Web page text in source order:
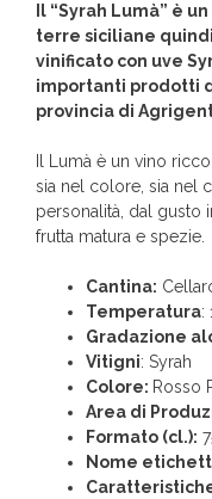
Il “Syrah Lumà” è
terre siciliane
vinificato con uve
importanti prodotti
provincia di
Il Lumà è un vino
sia nel colore, sia nel
personalità, dal gusto
frutta matura e spezie.
Cantina:
Temperatura:
Gradazione
Vitigni: Syrah
Colore: Rosso
Area di
Formato (cl.):
Nome